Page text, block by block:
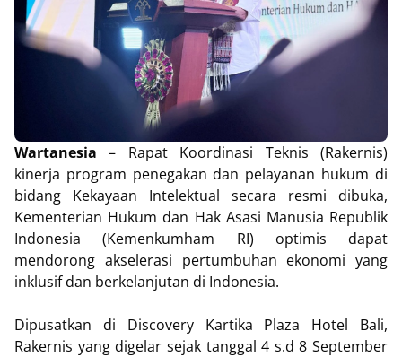
Wartanesia– Rapat Koordinasi Teknis (Rakernis)
kinerja program penegakan dan pelayanan hukum di
bidang Kekayaan Intelektual secara resmi dibuka,
Kementerian Hukum dan Hak Asasi Manusia Republik
Indonesia (Kemenkumham RI) optimis dapat
mendorong akselerasi pertumbuhan ekonomi yang
inklusif dan berkelanjutan di Indonesia.
Dipusatkan di Discovery Kartika Plaza Hotel Bali,
Rakernis yang digelar sejak tanggal 4 s.d 8 September